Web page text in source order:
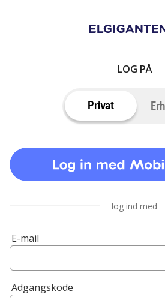
LOG PÅ
Privat
log ind med
E-mail
Adgangskode